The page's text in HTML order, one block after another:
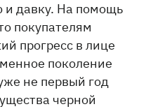
и давку. На помощь
покупателям
прогресс в лице
поколение
не первый год
черной